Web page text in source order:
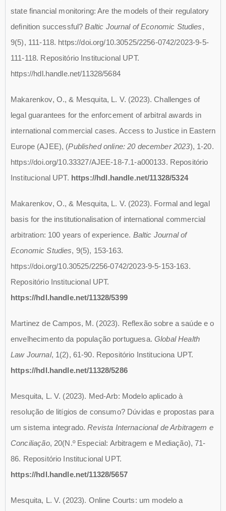
state financial monitoring: Are the models of their regulatory
definition successful?Baltic Journal of Economic Studies,
9(5), 111-118. https://doi.org/10.30525/2256-0742/2023-9-5-
111-118. Repositório Institucional UPT.
https://hdl.handle.net/11328/5684
Makarenkov, O., & Mesquita, L. V. (2023). Challenges of
legal guarantees for the enforcement of arbitral awards in
international commercial cases. Access to Justice in Eastern
Europe (AJEE), (Published online: 20 december 2023), 1-20.
https://doi.org/10.33327/AJEE-18-7.1-a000133. Repositório
Institucional UPT. https://hdl.handle.net/11328/5324
Makarenkov, O., & Mesquita, L. V. (2023). Formal and legal
basis for the institutionalisation of international commercial
arbitration: 100 years of experience. Baltic Journal of
Economic Studies, 9(5), 153-163.
https://doi.org/10.30525/2256-0742/2023-9-5-153-163.
Repositório Institucional UPT.
https://hdl.handle.net/11328/5399
Martinez de Campos, M. (2023). Reflexão sobre a saúde e o
envelhecimento da população portuguesa. Global Health
Law Journal, 1(2), 61-90. Repositório Instituciona UPT.
https://hdl.handle.net/11328/5286
Mesquita, L. V. (2023). Med-Arb: Modelo aplicado à
resolução de litígios de consumo? Dúvidas e propostas para
um sistema integrado.Revista Internacional de Arbitragem e
Conciliação, 20(N.º Especial: Arbitragem e Mediação), 71-
86. Repositório Institucional UPT.
https://hdl.handle.net/11328/5657
Mesquita, L. V. (2023). Online Courts: um modelo a